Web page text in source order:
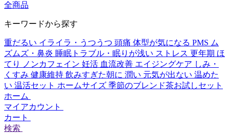
全商品
キーワードから探す
重だるい イライラ・うつうつ 頭痛 体型が気になる PMS ム
ズムズ・鼻炎 睡眠トラブル・眠りが浅い ストレス 更年期 ほ
てり
ノンカフェイン 妊活 血流改善 エイジングケア しみ・
くすみ 健康維持 飲みすぎた朝に 潤い 元気が出ない 温めた
い 温活セット ホームサイズ 季節のブレンド茶お試しセット
ホーム
マイアカウント
カート
検索